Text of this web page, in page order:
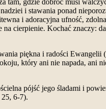
tam, gdzie dobroć musi
i stawania ponad
i adoracyjna ufność,
cierpienie. Kochać znaczy:
piękna i radości Ewangelii
który ani nie napada, ani
pójść jego śladami i
6-7).